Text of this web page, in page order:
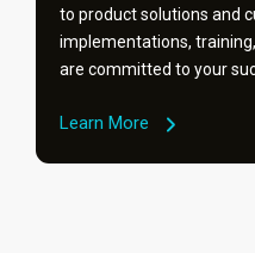
to product solutions and
implementations,
are committed to your
Learn More